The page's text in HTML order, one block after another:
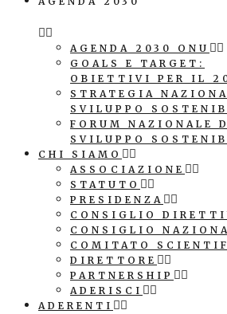
AGENDA 2030 ONU
GOALS E TARGET:
OBIETTIVI PER IL
STRATEGIA
SVILUPPO
FORUM NAZIONALE
SVILUPPO
CHI SIAMO
ASSOCIAZIONE
STATUTO
PRESIDENZA
CONSIGLIO
CONSIGLIO
COMITATO
DIRETTORE
PARTNERSHIP
ADERISCI
ADERENTI